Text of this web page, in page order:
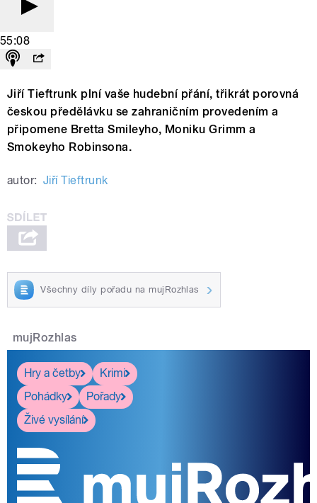
55:08
Jiří Tieftrunk plní vaše hudební přání, třikrát porovná
českou předělávku se zahraničním provedením a
připomene Bretta Smileyho, Moniku Grimm a
Smokeyho Robinsona.
autor: Jiří Tieftrunk
Všechny díly pořadu na mujRozhlas
mujRozhlas
Hry a četby
Krimi
Pohádky
Pořady
Živé vysílání